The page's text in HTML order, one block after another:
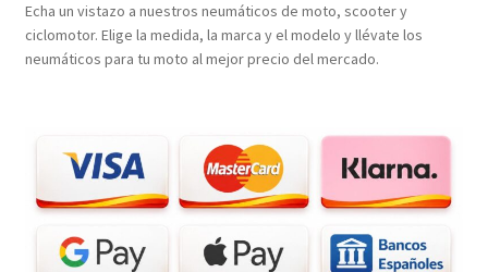
Echa un vistazo a nuestros neumáticos de moto, scooter y
ciclomotor. Elige la medida, la marca y el modelo y llévate los
neumáticos para tu moto al mejor precio del mercado.